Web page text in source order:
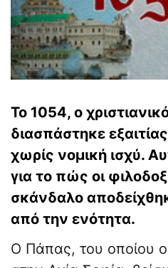
​Το 1054, ο
διασπάστηκε
χωρίς νομική ισχύ.
για το πώς οι
σκάνδαλο
από την ενότητα.
​Ο Πάπας, του οποίου